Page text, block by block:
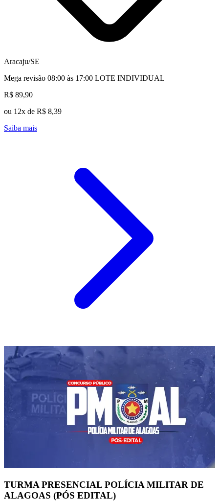
Aracaju/SE
Mega revisão 08:00 às 17:00 LOTE INDIVIDUAL
R$ 89,90
ou 12x de R$ 8,39
Saiba mais
TURMA PRESENCIAL POLÍCIA MILITAR DE
ALAGOAS (PÓS EDITAL)